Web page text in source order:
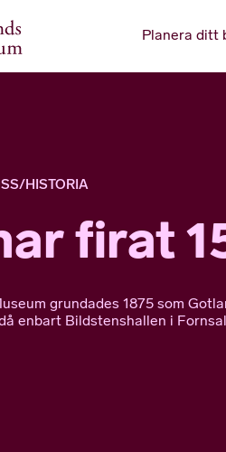
Planera ditt
/HISTORIA
firat
grundades 1875 som
enbart Bildstenshallen i